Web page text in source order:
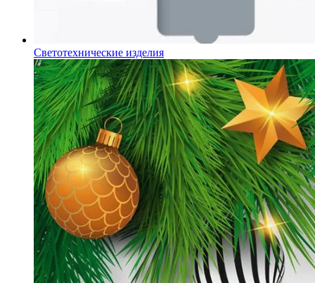
Светотехнические изделия